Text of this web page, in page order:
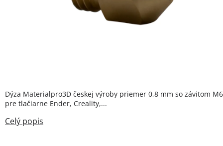
Dýza Materialpro3D českej výroby priemer 0,8 mm so závitom
pre tlačiarne Ender, Creality,...